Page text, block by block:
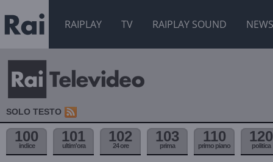
RAIPLAY TV RAIPLAY SOUND NEWS
SOLO TESTO
100
indice
101
ultim'ora
102
24 ore
103
prima
110
primo piano
120
politica